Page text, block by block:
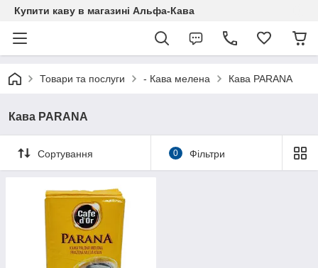
Купити каву в магазині Альфа-Кава
Товари та послуги - Кава мелена Кава PARANA
Кава PARANA
Сортування 0 Фільтри